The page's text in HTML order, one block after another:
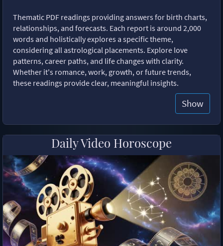
Thematic PDF readings providing answers for birth charts,
relationships, and forecasts. Each report is around 2,000
words and holistically explores a specific theme,
considering all astrological placements. Explore love
patterns, career paths, and life changes with clarity.
Whether it's romance, work, growth, or future trends,
these readings provide clear, meaningful insights.
Show
Daily Video Horoscope